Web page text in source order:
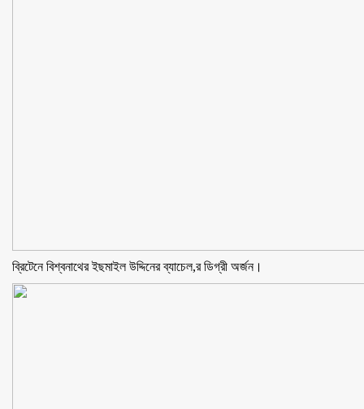
ব্রিটেনে বিশ্বনাথের ইছমাইল উদ্দিনের ব্যাচেল,র ডিগ্রী অর্জন।